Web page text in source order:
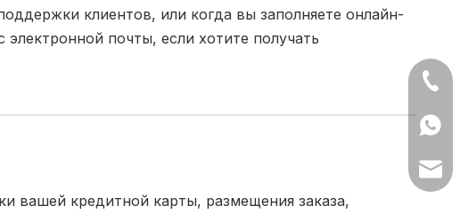
клиентов, или когда вы заполняете онлайн-
почты, если хотите получать
вашей кредитной карты, размещения заказа,
+86-
+86